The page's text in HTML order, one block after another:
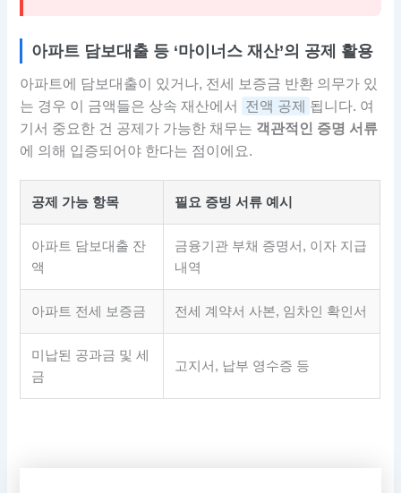
아파트 담보대출 등 ‘마이너스 재산’의 공제 활용
아파트에 담보대출이 있거나, 전세 보증금 반환 의무가 있
는 경우 이 금액들은 상속 재산에서
전액 공제 됩니다. 여
기서 중요한 건 공제가 가능한 채무는 객관적인 증명 서류
에 의해 입증되어야 한다는 점이에요.
공제 가능 항목 필요 증빙 서류 예시
아파트 담보대출 잔
액
금융기관 부채 증명서, 이자 지급
내역
아파트 전세 보증금 전세 계약서 사본, 임차인 확인서
미납된 공과금 및 세
금
고지서, 납부 영수증 등